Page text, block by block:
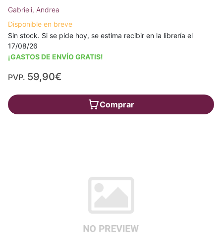
Gabrieli, Andrea
Disponible en breve
Sin stock. Si se pide hoy, se estima recibir en la librería el
17/08/26
¡GASTOS DE ENVÍO GRATIS!
PVP. 59,90€
Comprar